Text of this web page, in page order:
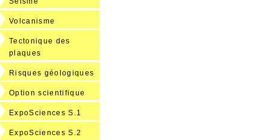
Volcanisme
Tectonique des
plaques
Risques géologiques
Option scientifique
ExpoSciences S.1
ExpoSciences S.2